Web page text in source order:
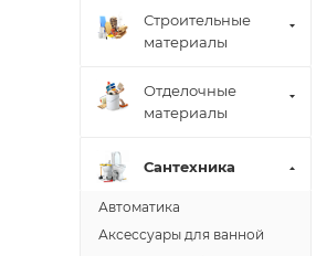
Строительные
материалы
Отделочные
материалы
Сантехника
Автоматика
Аксессуары для ванной